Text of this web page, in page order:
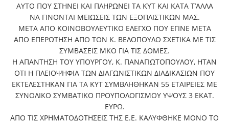
ΑΥΤΟ ΠΟΥ ΣΤΗΝΕΙ ΚΑΙ ΠΛΗΡΩΝΕΙ ΤΑ ΚΥΤ ΚΑΙ ΚΑΤΑ Τ’ΑΛΛΑ
ΝΑ ΓΙΝΟΝΤΑΙ ΜΕΙΩΣΕΙΣ ΤΩΝ ΕΞΟΠΛΙΣΤΙΚΩΝ ΜΑΣ.
ΜΕΤΑ ΑΠΟ ΚΟΙΝΟΒΟΥΛΕΥΤΙΚΟ ΕΛΕΓΧΟ ΠΟΥ ΕΓΙΝΕ ΜΕΤΑ
ΑΠΟ ΕΠΕΡΩΤΗΣΗ ΑΠΟ ΤΟΝ Κ. ΒΕΛΟΠΟΥΛΟ ΣΧΕΤΙΚΑ ΜΕ ΤΙΣ
ΣΥΜΒΑΣΕΙΣ ΜΚΟ ΓΙΑ ΤΙΣ ΔΟΜΕΣ.
Η ΑΠΑΝΤΗΣΗ ΤΟΥ ΥΠΟΥΡΓΟΥ, Κ. ΠΑΝΑΓΙΩΤΟΠΟΥΛΟΥ, ΗΤΑΝ
ΟΤΙ Η ΠΛΕΙΟΨΗΦΙΑ ΤΩΝ ΔΙΑΓΩΝΙΣΤΙΚΩΝ ΔΙΑΔΙΚΑΣΙΩΝ ΠΟΥ
ΕΚΤΕΛΕΣΤΗΚΑΝ ΓΙΑ ΤΑ ΚΥΤ ΣΥΜΒΛΗΘΗΚΑΝ 55 ΕΤΑΙΡΕΙΕΣ ΜΕ
ΣΥΝΟΛΙΚΟ ΣΥΜΒΑΤΙΚΟ ΠΡΟΥΠΟΛΟΓΙΣΜΟΥ ΥΨΟΥΣ 3 ΕΚΑΤ.
ΕΥΡΩ.
ΑΠΟ ΤΙΣ ΧΡΗΜΑΤΟΔΟΤΗΣΕΙΣ ΤΗΣ Ε.Ε. ΚΑΛΥΦΘΗΚΕ ΜΟΝΟ ΤΟ